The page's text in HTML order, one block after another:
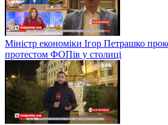
Міністр економіки Ігор Петрашко
протестом ФОПів у столиці